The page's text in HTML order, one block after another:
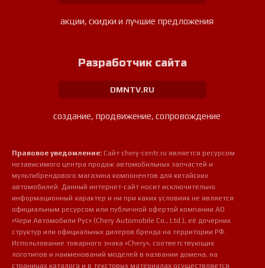
акции, скидки и лучшие предложения
Разработчик сайта
DMNTV.RU
создание, продвижение, сопровождение
Правовое уведомление: Сайт chery-centr.ru является ресурсом
независимого центра продаж автомобильных запчастей и
мультибрендового магазина компонентов для китайских
автомобилей. Данный интернет-сайт носит исключительно
информационный характер и ни при каких условиях не является
официальным ресурсом или публичной офертой компании АО
«Чери Автомобили Рус» (Chery Automobile Co., Ltd.), её дочерних
структур или официальных дилеров бренда на территории РФ.
Использование товарного знака «Chery», соответствующих
логотипов и наименований моделей в названии домена, на
страницах каталога и в текстовых материалах осуществляется